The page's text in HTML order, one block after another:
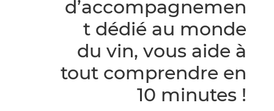
d’accompagnemen
t dédié au monde
du vin, vous aide à
tout comprendre en
10 minutes !